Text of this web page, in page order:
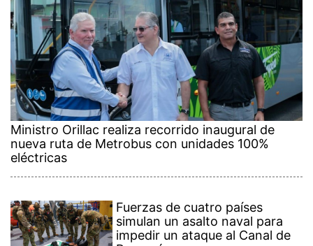
Ministro Orillac realiza recorrido inaugural de
nueva ruta de Metrobus con unidades 100%
eléctricas
Fuerzas de cuatro países
simulan un asalto naval para
impedir un ataque al Canal de